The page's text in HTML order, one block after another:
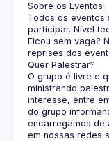
Sobre os Eventos
Todos os eventos
participar. Nível
Ficou sem vaga?
reprises dos
Quer Palestrar?
O grupo é livre e
ministrando
interesse, entre
do grupo
encarregamos de
em nossas redes